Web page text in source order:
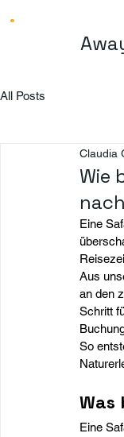
All Posts
Wie
Claudia
Eine
Aus
an den
Schritt
So
Was
Eine